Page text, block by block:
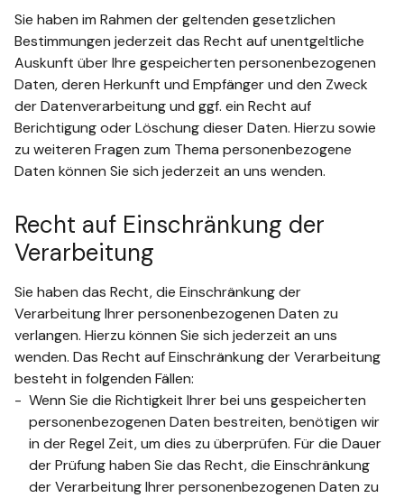
Sie haben im Rahmen der geltenden gesetzlichen
Bestimmungen jederzeit das Recht auf unentgeltliche
Auskunft über Ihre gespeicherten personenbezogenen
Daten, deren Herkunft und Empfänger und den Zweck
der Datenverarbeitung und ggf. ein Recht auf
Berichtigung oder Löschung dieser Daten. Hierzu sowie
zu weiteren Fragen zum Thema personenbezogene
Daten können Sie sich jederzeit an uns wenden.
Recht auf Einschränkung der
Verarbeitung
Sie haben das Recht, die Einschränkung der
Verarbeitung Ihrer personenbezogenen Daten zu
verlangen. Hierzu können Sie sich jederzeit an uns
wenden. Das Recht auf Einschränkung der Verarbeitung
besteht in folgenden Fällen:
Wenn Sie die Richtigkeit Ihrer bei uns gespeicherten
personenbezogenen Daten bestreiten, benötigen wir
in der Regel Zeit, um dies zu überprüfen. Für die Dauer
der Prüfung haben Sie das Recht, die Einschränkung
der Verarbeitung Ihrer personenbezogenen Daten zu